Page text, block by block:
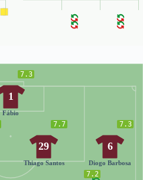
7.3
1
Fábio
7.3
6
Diogo Barbosa
7.7
29
Thiago Santos
7.2